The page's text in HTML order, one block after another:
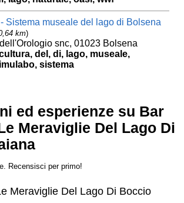
Sistema museale del lago di Bolsena
km)
snc, 01023 Bolsena
del, di, lago, museale,
sistema
ed esperienze su Bar
Meraviglie Del Lago Di
Recensisci per primo!
Meraviglie Del Lago Di Boccio